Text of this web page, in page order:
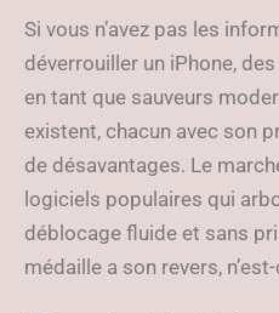
Si vous n’avez pas les
déverrouiller un iPhone,
en tant que sauveurs
existent, chacun avec son
de désavantages. Le
logiciels populaires qui
déblocage fluide et sans
médaille a son revers,